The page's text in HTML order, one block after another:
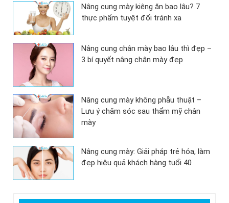
Nâng cung mày kiêng ăn bao lâu? 7
thực phẩm tuyệt đối tránh xa
Nâng cung chân mày bao lâu thì đẹp –
3 bí quyết nâng chân mày đẹp
Nâng cung mày không phẫu thuật –
Lưu ý chăm sóc sau thẩm mỹ chân
mày
Nâng cung mày: Giải pháp trẻ hóa, làm
đẹp hiệu quả khách hàng tuổi 40